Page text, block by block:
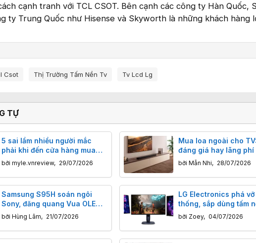
cạnh tranh với TCL CSOT. Bên cạnh các công ty Hàn Quốc,
ty Trung Quốc như Hisense và Skyworth là những khách hàng
Csot Thị Trường Tấm Nền Tv Tv Lcd Lg
TỰ
5 sai lầm nhiều người mắc
phải khi đến cửa hàng mua
TV
bởi myle.vnreview, 29/07/2026
Mua loa ngoài cho
đáng giá hay lãng phí
cần thiết?
bởi Mẫn Nhi, 28/07/2026
Samsung S95H soán ngôi
Sony, đăng quang Vua OLED;
Sony Bravia 9 II thống trị LCD
tại TV Shootout 2026
bởi Hùng Lâm, 21/07/2026
LG Electronics phá
thống, sắp dùng tấm
OLED 4K của
màn hình gaming
bởi Zoey, 04/07/2026